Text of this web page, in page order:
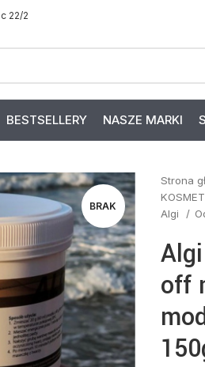
22/2
BESTSELLERY NASZE MARKI
BRAK
Strona
Algi
off